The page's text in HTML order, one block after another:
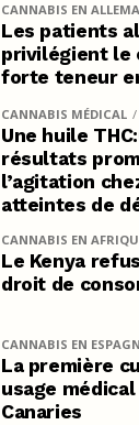
CANNABIS EN
Les patients
privilégient le
forte teneur
CANNABIS MÉDICAL
Une huile
résultats
l’agitation
atteintes de
CANNABIS EN
Le Kenya
droit de
CANNABIS EN
La première
usage
Canaries